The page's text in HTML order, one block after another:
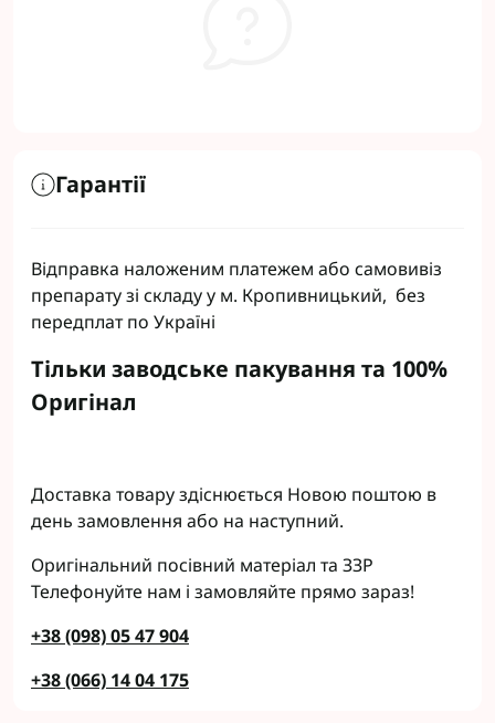
Гарантії
Відправка наложеним платежем або самовивіз
препарату зі складу у м. Кропивницький, без
передплат по Україні
Тільки заводське пакування та 100%
Оригінал
Доставка товару здіснюється Новою поштою в
день замовлення або на наступний.
Оригінальний посівний матеріал та ЗЗР
Телефонуйте нам і замовляйте прямо зараз!
+38 (098) 05 47 904
+38 (066) 14 04 175